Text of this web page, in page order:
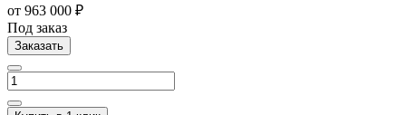
от 963 000 ₽
Под заказ
Заказать